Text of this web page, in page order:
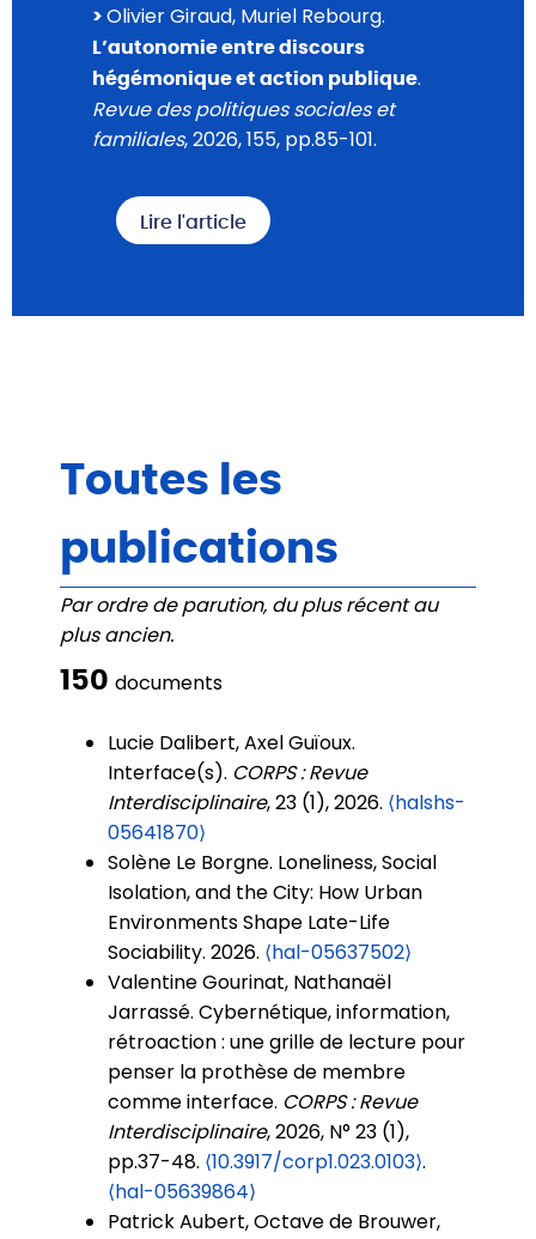
>Olivier Giraud, Muriel Rebourg.
L’autonomie entre discours
hégémonique et action publique.
Revue des politiques sociales et
familiales, 2026, 155, pp.85-101.
Lire l'article
Toutes les
publications
Par ordre de parution, du plus récent au
plus ancien.
150documents
Lucie Dalibert, Axel Guïoux.
Interface(s). CORPS : Revue
Interdisciplinaire, 23 (1), 2026. ⟨halshs-
05641870⟩
Solène Le Borgne. Loneliness, Social
Isolation, and the City: How Urban
Environments Shape Late-Life
Sociability. 2026. ⟨hal-05637502⟩
Valentine Gourinat, Nathanaël
Jarrassé. Cybernétique, information,
rétroaction : une grille de lecture pour
penser la prothèse de membre
comme interface. CORPS : Revue
Interdisciplinaire, 2026, N° 23 (1),
pp.37-48. ⟨10.3917/corp1.023.0103⟩.
⟨hal-05639864⟩
Patrick Aubert, Octave de Brouwer,